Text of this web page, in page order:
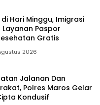
di Hari Minggu, Imigrasi
Paspor
Gratis
2026
Jalanan Dan
Polres Maros Gelar
Kondusif